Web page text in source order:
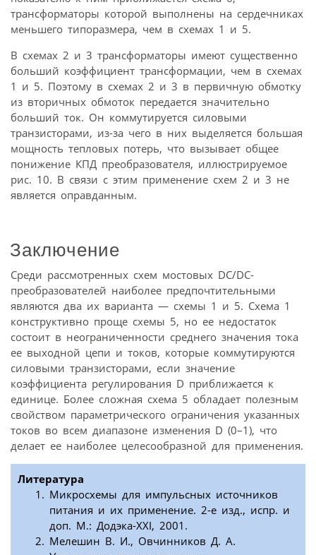
трансформаторы которой выполнены на сердечниках
меньшего типоразмера, чем в схемах 1 и 5.
В схемах 2 и 3 трансформаторы имеют существенно
больший коэффициент трансформации, чем в схемах
1 и 5. Поэтому в схемах 2 и 3 в первичную обмотку
из вторичных обмоток передается значительно
больший ток. Он коммутируется силовыми
транзисторами, из-за чего в них выделяется большая
мощность тепловых потерь, что вызывает общее
понижение КПД преобразователя, иллюстрируемое
рис. 10. В связи с этим применение схем 2 и 3 не
является оправданным.
Заключение
Среди рассмотренных схем мостовых DC/DC-
преобразователей наиболее предпочтительными
являются два их варианта — схемы 1 и 5. Схема 1
конструктивно проще схемы 5, но ее недостаток
состоит в неограниченности среднего значения тока
ее выходной цепи и токов, которые коммутируются
силовыми транзисторами, если значение
коэффициента регулирования D приближается к
единице. Более сложная схема 5 обладает полезным
свойством параметрического ограничения указанных
токов во всем диапазоне изменения D (0–1), что
делает ее наиболее целесо­образной для применения.
Литература
Микросхемы для импульсных источников
питания и их применение. 2-е изд., испр. и
доп. М.: Додэка-ХХI, 2001.
Мелешин В. И., Овчинников Д. А.